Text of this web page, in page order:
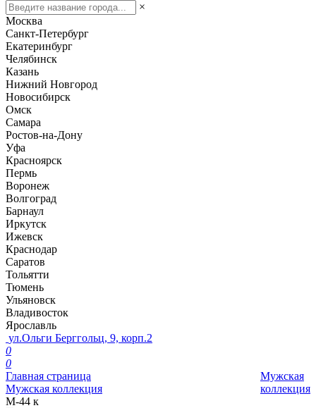
×
Москва
Санкт-Петербург
Екатеринбург
Челябинск
Казань
Нижний Новгород
Новосибирск
Омск
Самара
Ростов-на-Дону
Уфа
Красноярск
Пермь
Воронеж
Волгоград
Барнаул
Иркутск
Ижевск
Краснодар
Саратов
Тольятти
Тюмень
Ульяновск
Владивосток
Ярославль
ул.Ольги Берггольц, 9, корп.2
0
0
Главная страница
Мужская коллекция
М-44 к
Мужская
коллекция